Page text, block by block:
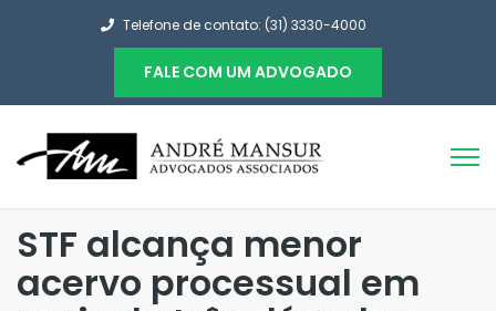
Telefone de contato: (31) 3330-4000
FALE COM UM ADVOGADO
STF alcança menor
acervo processual em